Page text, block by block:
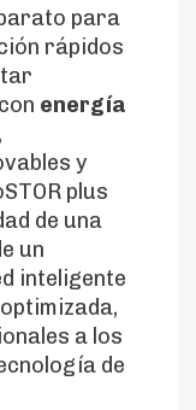
para
rápidos
energía
,
y
plus
de una
un
inteligente
a los
de